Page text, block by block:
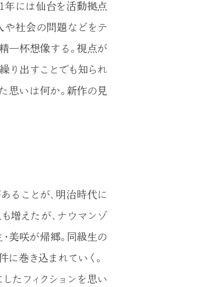
年には仙台を活動拠点
や社会の問題などをテ
一杯想像する。視点が
り出すことでも知られ
思いは何か。新作の見
ることが、明治時代に
増えたが、ナウマンゾ
美咲が帰郷。同級生の
巻き込まれていく。
たフィクションを思い